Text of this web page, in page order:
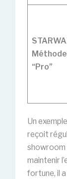
Méthode
“Pro”
Un
reçoit
showroom
maintenir
fortune, il a